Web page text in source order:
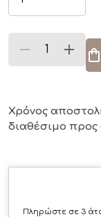
Χρόνος
διαθέσιμο προς
Πληρώστε σε 3